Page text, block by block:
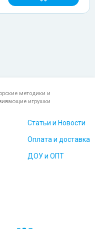
методики и
игрушки
Статьи и Новости
Оплата и доставка
ДОУ и ОПТ